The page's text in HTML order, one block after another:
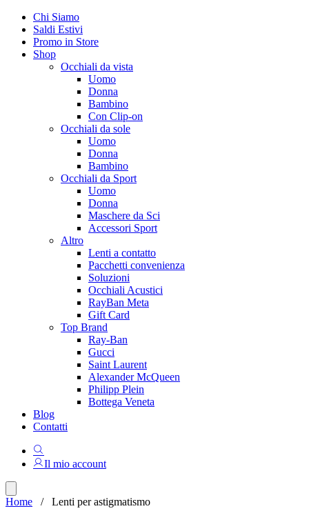
Chi Siamo
Saldi Estivi
Promo in Store
Shop
Occhiali da vista
Uomo
Donna
Bambino
Con Clip-on
Occhiali da sole
Uomo
Donna
Bambino
Occhiali da Sport
Uomo
Donna
Maschere da Sci
Accessori Sport
Altro
Lenti a contatto
Pacchetti convenienza
Soluzioni
Occhiali Acustici
RayBan Meta
Gift Card
Top Brand
Ray-Ban
Gucci
Saint Laurent
Alexander McQueen
Philipp Plein
Bottega Veneta
Blog
Contatti
Il mio account
Home / Lenti per astigmatismo